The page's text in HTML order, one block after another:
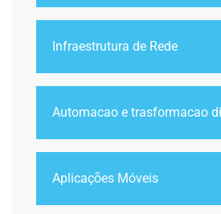
Infraestrutura de Rede
Automacao e trasformacao
Aplicações Móveis